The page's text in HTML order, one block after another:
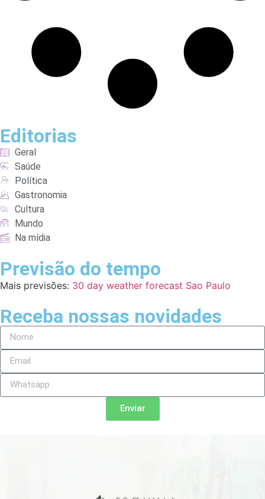
Editorias
Geral
Saúde
Política
Gastronomia
Cultura
Mundo
Na mídia
Previsão do tempo
Mais previsões: 30 day weather forecast Sao Paulo
Receba nossas novidades
Enviar